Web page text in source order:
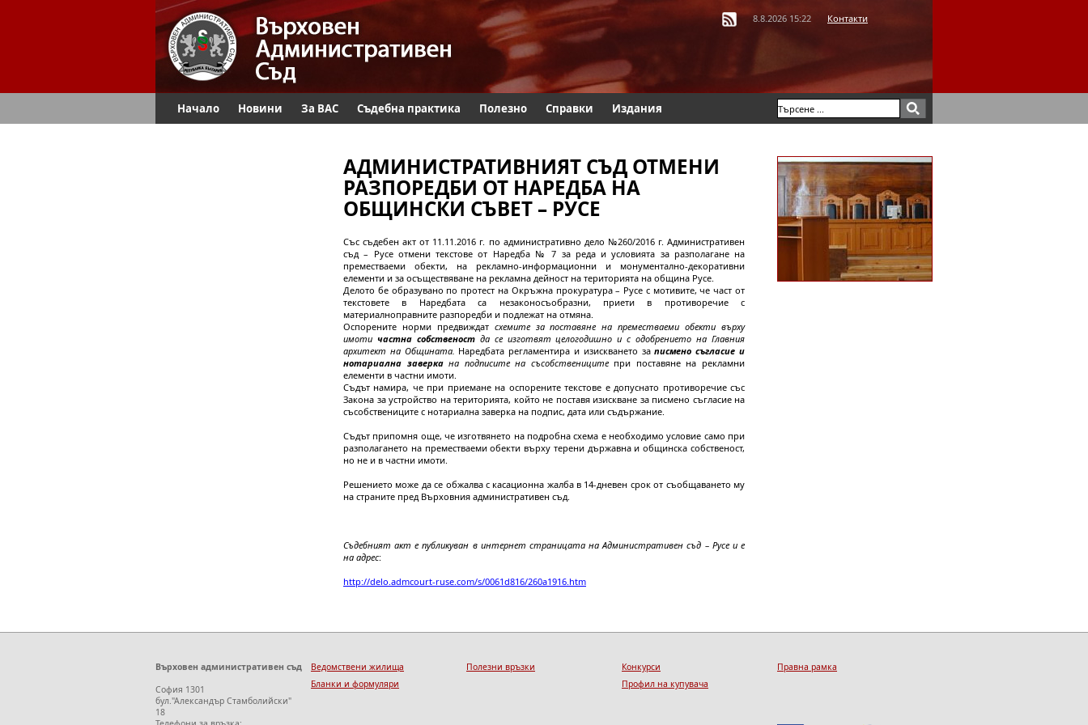
8.8.2026 15:22 Контакти
Начало Новини За ВАС Съдебна практика Полезно Справки Издания
АДМИНИСТРАТИВНИЯТ СЪД ОТМЕНИ
РАЗПОРЕДБИ ОТ НАРЕДБА НА
ОБЩИНСКИ СЪВЕТ – РУСЕ
Със съдебен акт от 11.11.2016 г. по административно дело №260/2016 г. Административен
съд – Русе отмени текстове от Наредба № 7 за реда и условията за разполагане на
преместваеми обекти, на рекламно-информационни и монументално-декоративни
елементи и за осъществяване на рекламна дейност на територията на община Русе.
Делото бе образувано по протест на Окръжна прокуратура – Русе с мотивите, че част от
текстовете в Наредбата са незаконосъобразни, приети в противоречие с
материалноправните разпоредби и подлежат на отмяна.
Оспорените норми предвиждат схемите за поставяне на преместваеми обекти върху
имоти частна собственостда се изготвят целогодишно и с одобрението на Главния
архитект на Общината. Наредбата регламентира и изискването записмено съгласие и
нотариална заверкана подписите на съсобственицитепри поставяне на рекламни
елементи в частни имоти.
Съдът намира, че при приемане на оспорените текстове е допуснато противоречие със
Закона за устройство на територията, който не поставя изискване за писмено съгласие на
съсобствениците с нотариална заверка на подпис, дата или съдържание.
Съдът припомня още, че изготвянето на подробна схема е необходимо условие само при
разполагането на преместваеми обекти върху терени държавна и общинска собственост,
но не и в частни имоти.
Решението може да се обжалва с касационна жалба в 14-дневен срок от съобщаването му
на страните пред Върховния административен съд.
Съдебният акт е публикуван в интернет страницата на Административен съд – Русе и е
на адрес:
http://delo.admcourt-ruse.com/s/0061d816/260a1916.htm
Върховен административен съд
София 1301
бул."Александър Стамболийски"
18
Ведомствени жилища
Бланки и формуляри
Полезни връзки
Конкурси
Профил на купувача
Правна рамка